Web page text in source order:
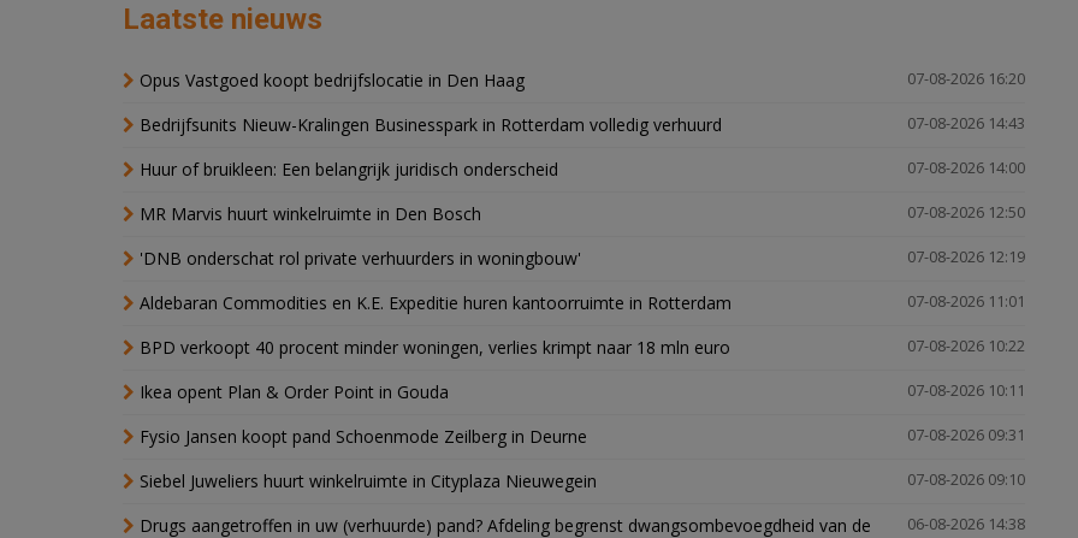
Laatste nieuws
07-08-2026 16:20
Opus Vastgoed koopt bedrijfslocatie in Den Haag
07-08-2026 14:43
Bedrijfsunits Nieuw-Kralingen Businesspark in Rotterdam volledig verhuurd
07-08-2026 14:00
Huur of bruikleen: Een belangrijk juridisch onderscheid
07-08-2026 12:50
MR Marvis huurt winkelruimte in Den Bosch
07-08-2026 12:19
'DNB onderschat rol private verhuurders in woningbouw'
07-08-2026 11:01
Aldebaran Commodities en K.E. Expeditie huren kantoorruimte in Rotterdam
07-08-2026 10:22
BPD verkoopt 40 procent minder woningen, verlies krimpt naar 18 mln euro
07-08-2026 10:11
Ikea opent Plan & Order Point in Gouda
07-08-2026 09:31
Fysio Jansen koopt pand Schoenmode Zeilberg in Deurne
07-08-2026 09:10
Siebel Juweliers huurt winkelruimte in Cityplaza Nieuwegein
06-08-2026 14:38
Drugs aangetroffen in uw (verhuurde) pand? Afdeling begrenst dwangsombevoegdheid van de